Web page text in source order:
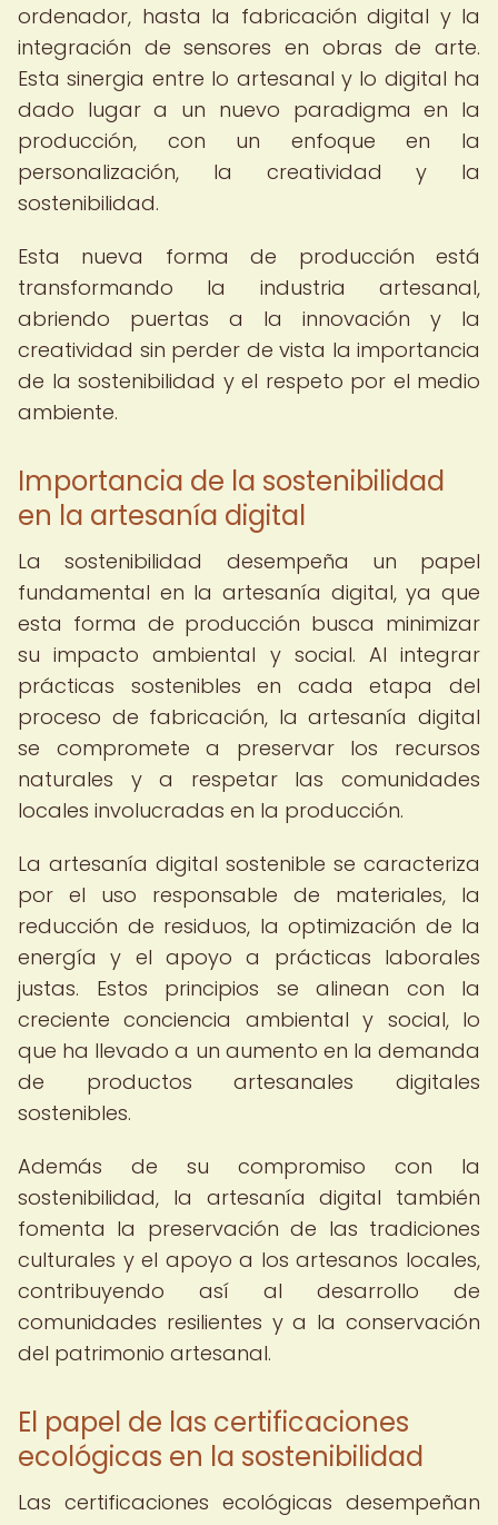
ordenador, hasta la fabricación digital y la
integración de sensores en obras de arte.
Esta sinergia entre lo artesanal y lo digital ha
dado lugar a un nuevo paradigma en la
producción, con un enfoque en la
personalización, la creatividad y la
sostenibilidad.
Esta nueva forma de producción está
transformando la industria artesanal,
abriendo puertas a la innovación y la
creatividad sin perder de vista la importancia
de la sostenibilidad y el respeto por el medio
ambiente.
Importancia de la sostenibilidad
en la artesanía digital
La sostenibilidad desempeña un papel
fundamental en la artesanía digital, ya que
esta forma de producción busca minimizar
su impacto ambiental y social. Al integrar
prácticas sostenibles en cada etapa del
proceso de fabricación, la artesanía digital
se compromete a preservar los recursos
naturales y a respetar las comunidades
locales involucradas en la producción.
La artesanía digital sostenible se caracteriza
por el uso responsable de materiales, la
reducción de residuos, la optimización de la
energía y el apoyo a prácticas laborales
justas. Estos principios se alinean con la
creciente conciencia ambiental y social, lo
que ha llevado a un aumento en la demanda
de productos artesanales digitales
sostenibles.
Además de su compromiso con la
sostenibilidad, la artesanía digital también
fomenta la preservación de las tradiciones
culturales y el apoyo a los artesanos locales,
contribuyendo así al desarrollo de
comunidades resilientes y a la conservación
del patrimonio artesanal.
El papel de las certificaciones
ecológicas en la sostenibilidad
Las certificaciones ecológicas desempeñan